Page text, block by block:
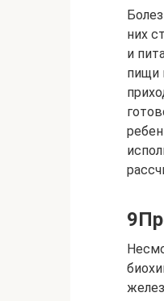
них
и
пищи